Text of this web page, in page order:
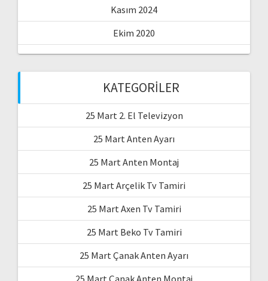
Kasım 2024
Ekim 2020
KATEGORILER
25 Mart 2. El Televizyon
25 Mart Anten Ayarı
25 Mart Anten Montaj
25 Mart Arçelik Tv Tamiri
25 Mart Axen Tv Tamiri
25 Mart Beko Tv Tamiri
25 Mart Çanak Anten Ayarı